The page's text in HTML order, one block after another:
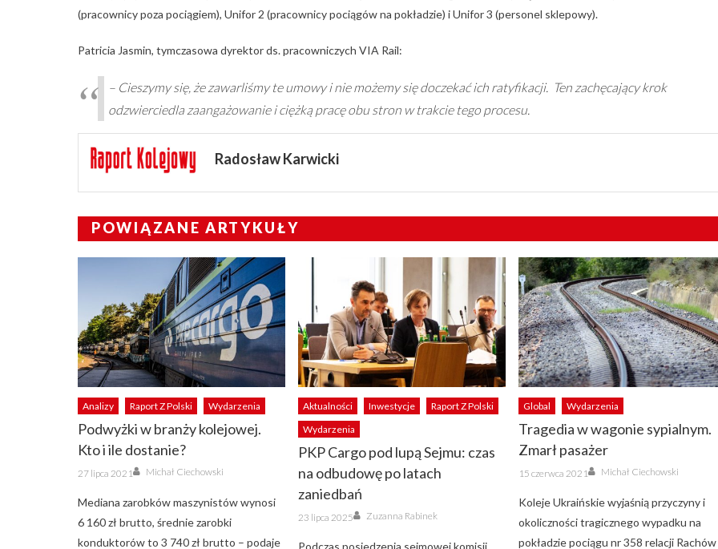
(pracownicy poza pociągiem), Unifor 2 (pracownicy pociągów na pokładzie) i Unifor 3 (personel sklepowy).
Patricia Jasmin, tymczasowa dyrektor ds. pracowniczych VIA Rail:
– Cieszymy się, że zawarliśmy te umowy i nie możemy się doczekać ich ratyfikacji. Ten zachęcający krok
odzwierciedla zaangażowanie i ciężką pracę obu stron w trakcie tego procesu.
Radosław Karwicki
POWIĄZANE ARTYKUŁY
Analizy Raport Z Polski Wydarzenia
Podwyżki w branży kolejowej.
Kto i ile dostanie?
Posted
on
27 lipca 2021 Author
Michał Ciechowski
Mediana zarobków maszynistów wynosi
6 160 zł brutto, średnie zarobki
konduktorów to 3 740 zł brutto – podaje
Aktualności Inwestycje
Raport Z Polski
Wydarzenia
PKP Cargo pod lupą Sejmu: czas
na odbudowę po latach
zaniedbań
Posted
on
23 lipca 2025 Author
Zuzanna Rabinek
Podczas posiedzenia sejmowej komisji
Global Wydarzenia
Tragedia w wagonie sypialnym.
Zmarł pasażer
Posted
on
15 czerwca 2021 Author
Michał Ciechowski
Koleje Ukraińskie wyjaśnią przyczyny i
okoliczności tragicznego wypadku na
pokładzie pociągu nr 358 relacji